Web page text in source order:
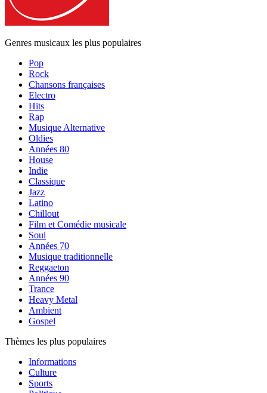
Genres musicaux les plus populaires
Pop
Rock
Chansons françaises
Electro
Hits
Rap
Musique Alternative
Oldies
Années 80
House
Indie
Classique
Jazz
Latino
Chillout
Film et Comédie musicale
Soul
Années 70
Musique traditionnelle
Reggaeton
Années 90
Trance
Heavy Metal
Ambient
Gospel
Thèmes les plus populaires
Informations
Culture
Sports